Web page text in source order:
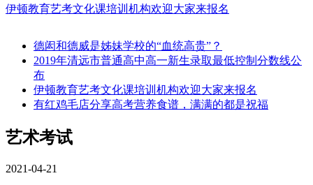
伊顿教育艺考文化课培训机构欢迎大家来报名
德闳和德威是姊妹学校的“血统高贵”？
2019年清远市普通高中高一新生录取最低控制分数线公
布
伊顿教育艺考文化课培训机构欢迎大家来报名
有红鸡毛店分享高考营养食谱，满满的都是祝福
艺术考试
2021-04-21